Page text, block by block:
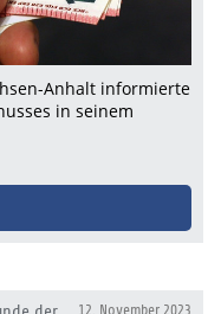
Anhalt informierte
in seinem
12. November 2023